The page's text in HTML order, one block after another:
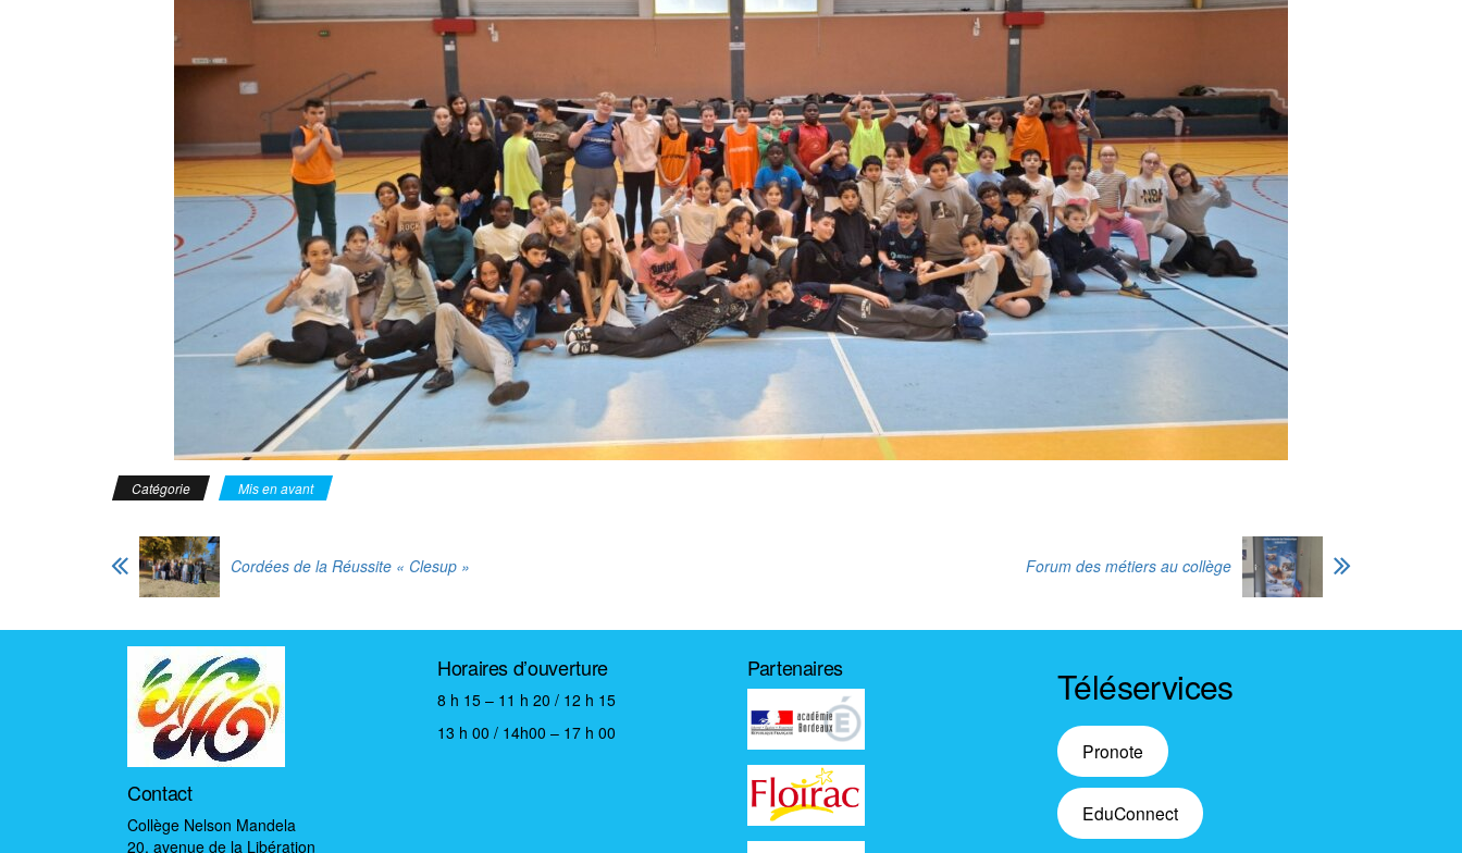
Catégorie Mis en avant
Cordées de la Réussite « Clesup » Forum des métiers au collège
Contact
Collège Nelson Mandela
20, avenue de la Libération
Horaires d’ouverture
8 h 15 – 11 h 20 / 12 h 15
13 h 00 / 14h00 – 17 h 00
Partenaires Téléservices
Pronote
EduConnect